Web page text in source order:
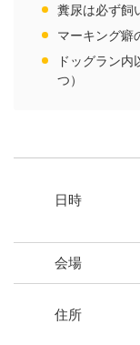
糞尿は必ず飼
マーキング癖
ドッグラン
つ）
日時
会場
住所